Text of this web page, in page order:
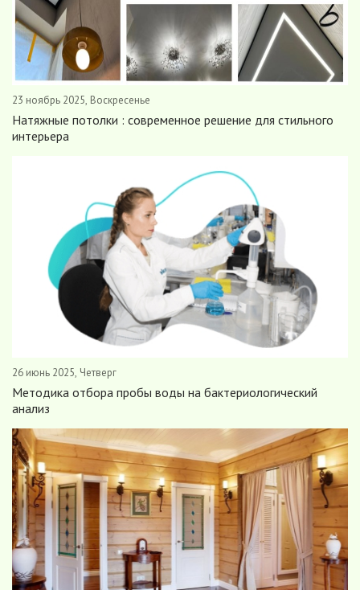
23 ноябрь 2025, Воскресенье
Натяжные потолки : современное решение для стильного
интерьера
26 июнь 2025, Четверг
Методика отбора пробы воды на бактериологический
анализ